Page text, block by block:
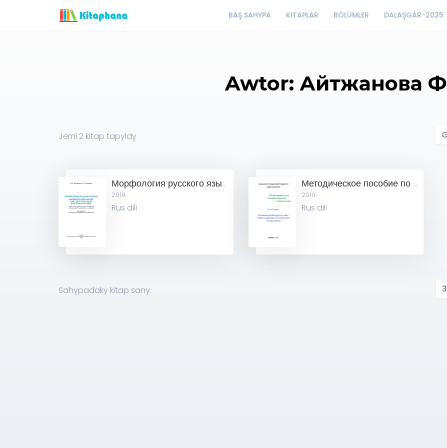
BAŞ SAHYPA KITAPLAR BÖLÜMLER DALAŞGÄR-2025
Awtor: Айтжанова Ф
Jemi 2 kitap tapyldy
Морфология русского языка
2018
Rus dili
Методическое пособие по русскому языку
2010
Rus dili
Sahypadaky kitap sany: